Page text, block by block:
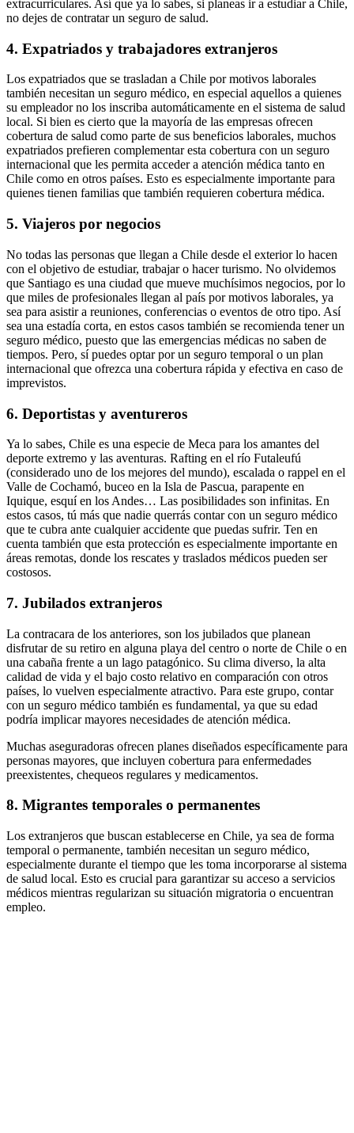
extracurriculares. Así que ya lo sabes, si planeas ir a estudiar a Chile,
no dejes de contratar un seguro de salud.
4. Expatriados y trabajadores extranjeros
Los expatriados que se trasladan a Chile por motivos laborales
también necesitan un seguro médico, en especial aquellos a quienes
su empleador no los inscriba automáticamente en el sistema de salud
local. Si bien es cierto que la mayoría de las empresas ofrecen
cobertura de salud como parte de sus beneficios laborales, muchos
expatriados prefieren complementar esta cobertura con un seguro
internacional que les permita acceder a atención médica tanto en
Chile como en otros países. Esto es especialmente importante para
quienes tienen familias que también requieren cobertura médica.
5. Viajeros por negocios
No todas las personas que llegan a Chile desde el exterior lo hacen
con el objetivo de estudiar, trabajar o hacer turismo. No olvidemos
que Santiago es una ciudad que mueve muchísimos negocios, por lo
que miles de profesionales llegan al país por motivos laborales, ya
sea para asistir a reuniones, conferencias o eventos de otro tipo. Así
sea una estadía corta, en estos casos también se recomienda tener un
seguro médico, puesto que las emergencias médicas no saben de
tiempos. Pero, sí puedes optar por un seguro temporal o un plan
internacional que ofrezca una cobertura rápida y efectiva en caso de
imprevistos.
6. Deportistas y aventureros
Ya lo sabes, Chile es una especie de Meca para los amantes del
deporte extremo y las aventuras. Rafting en el río Futaleufú
(considerado uno de los mejores del mundo), escalada o rappel en el
Valle de Cochamó, buceo en la Isla de Pascua, parapente en
Iquique, esquí en los Andes… Las posibilidades son infinitas. En
estos casos, tú más que nadie querrás contar con un seguro médico
que te cubra ante cualquier accidente que puedas sufrir. Ten en
cuenta también que esta protección es especialmente importante en
áreas remotas, donde los rescates y traslados médicos pueden ser
costosos.
7. Jubilados extranjeros
La contracara de los anteriores, son los jubilados que planean
disfrutar de su retiro en alguna playa del centro o norte de Chile o en
una cabaña frente a un lago patagónico. Su clima diverso, la alta
calidad de vida y el bajo costo relativo en comparación con otros
países, lo vuelven especialmente atractivo. Para este grupo, contar
con un seguro médico también es fundamental, ya que su edad
podría implicar mayores necesidades de atención médica.
Muchas aseguradoras ofrecen planes diseñados específicamente para
personas mayores, que incluyen cobertura para enfermedades
preexistentes, chequeos regulares y medicamentos.
8. Migrantes temporales o permanentes
Los extranjeros que buscan establecerse en Chile, ya sea de forma
temporal o permanente, también necesitan un seguro médico,
especialmente durante el tiempo que les toma incorporarse al sistema
de salud local. Esto es crucial para garantizar su acceso a servicios
médicos mientras regularizan su situación migratoria o encuentran
empleo.